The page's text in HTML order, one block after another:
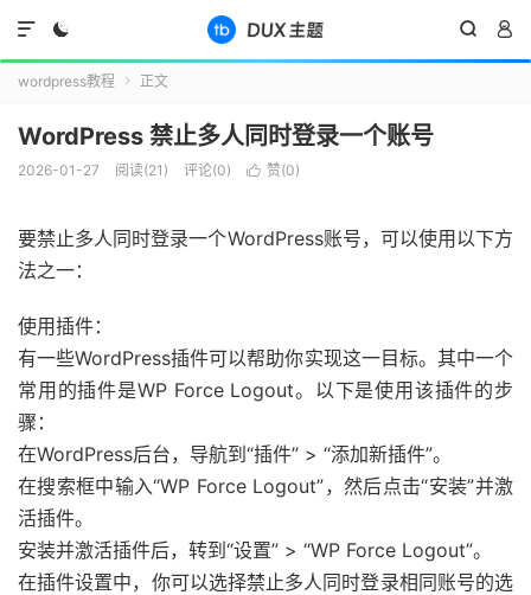
  

wordpress教程  正文
WordPress 禁止多人同时登录一个账号
2026-01-27 阅读(21 ) 评论(0)  赞(0)
要禁止多人同时登录一个WordPress账号，可以使用以下方
法之一：
使用插件：
有一些WordPress插件可以帮助你实现这一目标。其中一个
常用的插件是WP Force Logout。以下是使用该插件的步
骤：
在WordPress后台，导航到“插件” > “添加新插件”。
在搜索框中输入“WP Force Logout”，然后点击“安装”并激
活插件。
安装并激活插件后，转到“设置” > “WP Force Logout”。
在插件设置中，你可以选择禁止多人同时登录相同账号的选